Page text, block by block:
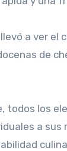
a ver
de
todos los
a